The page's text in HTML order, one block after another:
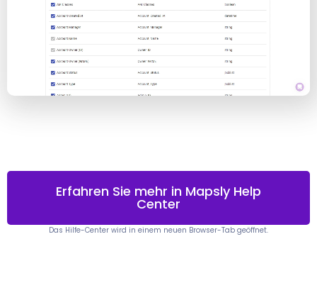
Erfahren Sie mehr in Mapsly Help
Center
Das Hilfe-Center wird in einem neuen Browser-Tab geöffnet.